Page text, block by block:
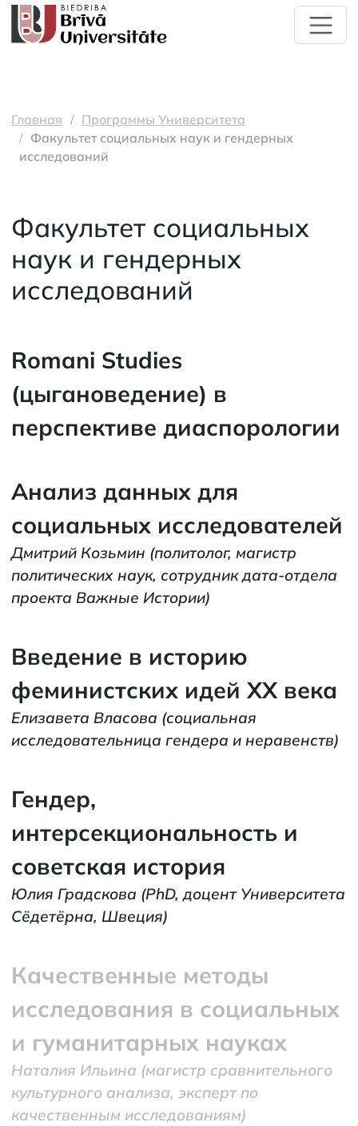
Главная
Программы Университета
Факультет социальных наук и гендерных
исследований
Факультет социальных
наук и гендерных
исследований
Romani Studies
(цыгановедение) в
перспективе диаспорологии
Анализ данных для
социальных исследователей
Дмитрий Козьмин (политолог, магистр
политических наук, сотрудник дата-отдела
проекта Важные Истории)
Введение в историю
феминистских идей ХХ века
Елизавета Власова (социальная
исследовательница гендера и неравенств)
Гендер,
интерсекциональность и
советская история
Юлия Градскова (PhD, доцент Университета
Сёдетёрна, Швеция)
Качественные методы
исследования в социальных
и гуманитарных науках
Наталия Ильина (магистр сравнительного
культурного анализа, эксперт по
качественным исследованиям)